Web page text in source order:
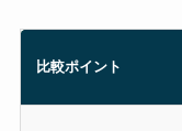
比較ポイント